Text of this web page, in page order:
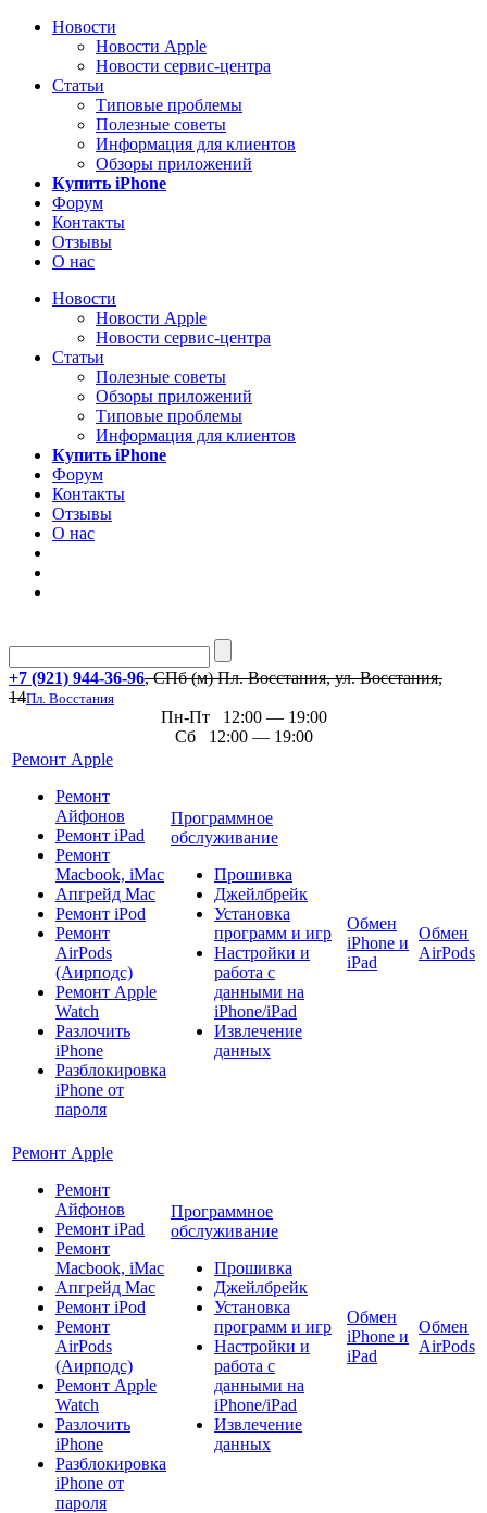
Новости
Новости Apple
Новости сервис-центра
Статьи
Типовые проблемы
Полезные советы
Информация для клиентов
Обзоры приложений
Купить iPhone
Форум
Контакты
Отзывы
О нас
Новости
Новости Apple
Новости сервис-центра
Статьи
Полезные советы
Обзоры приложений
Типовые проблемы
Информация для клиентов
Купить iPhone
Форум
Контакты
Отзывы
О нас
+7 (921) 944-36-96, СПб (м) Пл. Восстания, ул. Восстания,
14Пл. Восстания
Пн-Пт 12:00 — 19:00
Сб 12:00 — 19:00
Ремонт Apple
Ремонт
Айфонов
Ремонт iPad
Ремонт
Macbook, iMac
Апгрейд Mac
Ремонт iPod
Ремонт
AirPods
(Аирподс)
Ремонт Apple
Watch
Разлочить
iPhone
Разблокировка
iPhone от
пароля
Программное
обслуживание
Прошивка
Джейлбрейк
Установка
программ и игр
Настройки и
работа с
данными на
iPhone/iPad
Извлечение
данных
Обмен
iPhone и
iPad
Обмен
AirPods
Ремонт Apple
Ремонт
Айфонов
Ремонт iPad
Ремонт
Macbook, iMac
Апгрейд Mac
Ремонт iPod
Ремонт
AirPods
(Аирподс)
Ремонт Apple
Watch
Разлочить
iPhone
Разблокировка
iPhone от
пароля
Программное
обслуживание
Прошивка
Джейлбрейк
Установка
программ и игр
Настройки и
работа с
данными на
iPhone/iPad
Извлечение
данных
Обмен
iPhone и
iPad
Обмен
AirPods